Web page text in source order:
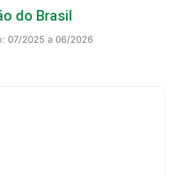
do Brasil
07/2025 a 06/2026